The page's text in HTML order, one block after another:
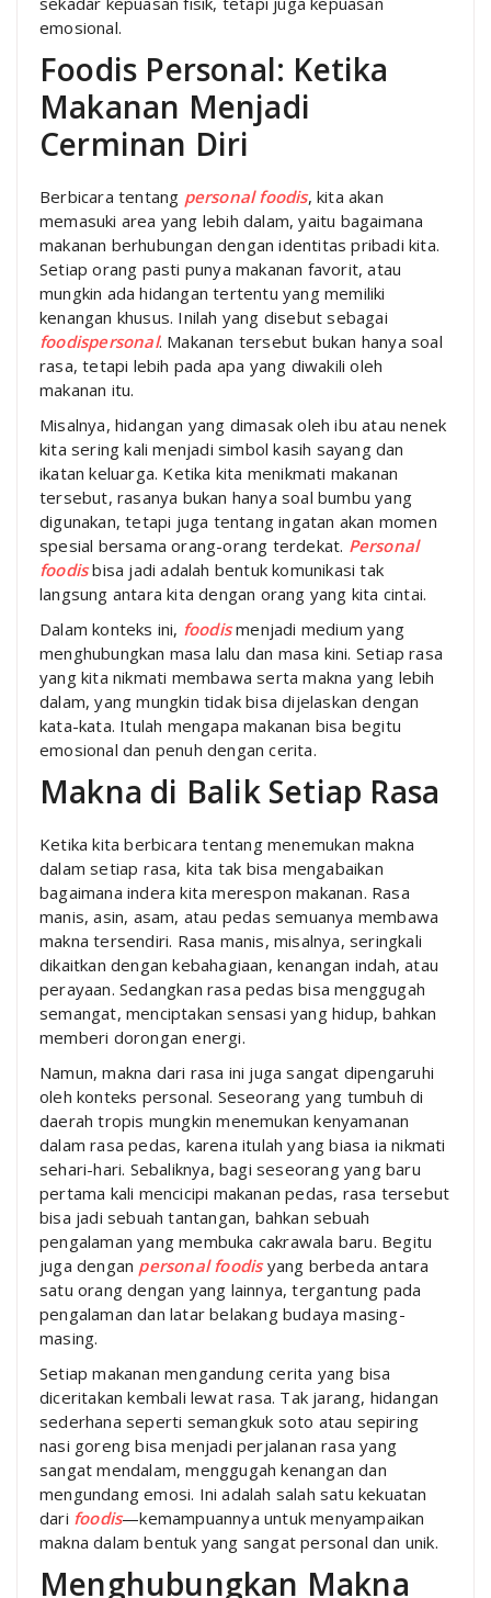
emosional.
Foodis Personal: Ketika
Makanan Menjadi
Cerminan Diri
Berbicara tentang personal foodis, kita akan
memasuki area yang lebih dalam, yaitu bagaimana
makanan berhubungan dengan identitas pribadi kita.
Setiap orang pasti punya makanan favorit, atau
mungkin ada hidangan tertentu yang memiliki
kenangan khusus. Inilah yang disebut sebagai
foodispersonal. Makanan tersebut bukan hanya soal
rasa, tetapi lebih pada apa yang diwakili oleh
makanan itu.
Misalnya, hidangan yang dimasak oleh ibu atau nenek
kita sering kali menjadi simbol kasih sayang dan
ikatan keluarga. Ketika kita menikmati makanan
tersebut, rasanya bukan hanya soal bumbu yang
digunakan, tetapi juga tentang ingatan akan momen
spesial bersama orang-orang terdekat. Personal
foodisbisa jadi adalah bentuk komunikasi tak
langsung antara kita dengan orang yang kita cintai.
Dalam konteks ini, foodismenjadi medium yang
menghubungkan masa lalu dan masa kini. Setiap rasa
yang kita nikmati membawa serta makna yang lebih
dalam, yang mungkin tidak bisa dijelaskan dengan
kata-kata. Itulah mengapa makanan bisa begitu
emosional dan penuh dengan cerita.
Makna di Balik Setiap Rasa
Ketika kita berbicara tentang menemukan makna
dalam setiap rasa, kita tak bisa mengabaikan
bagaimana indera kita merespon makanan. Rasa
manis, asin, asam, atau pedas semuanya membawa
makna tersendiri. Rasa manis, misalnya, seringkali
dikaitkan dengan kebahagiaan, kenangan indah, atau
perayaan. Sedangkan rasa pedas bisa menggugah
semangat, menciptakan sensasi yang hidup, bahkan
memberi dorongan energi.
Namun, makna dari rasa ini juga sangat dipengaruhi
oleh konteks personal. Seseorang yang tumbuh di
daerah tropis mungkin menemukan kenyamanan
dalam rasa pedas, karena itulah yang biasa ia nikmati
sehari-hari. Sebaliknya, bagi seseorang yang baru
pertama kali mencicipi makanan pedas, rasa tersebut
bisa jadi sebuah tantangan, bahkan sebuah
pengalaman yang membuka cakrawala baru. Begitu
juga dengan personal foodisyang berbeda antara
satu orang dengan yang lainnya, tergantung pada
pengalaman dan latar belakang budaya masing-
masing.
Setiap makanan mengandung cerita yang bisa
diceritakan kembali lewat rasa. Tak jarang, hidangan
sederhana seperti semangkuk soto atau sepiring
nasi goreng bisa menjadi perjalanan rasa yang
sangat mendalam, menggugah kenangan dan
mengundang emosi. Ini adalah salah satu kekuatan
dari foodis—kemampuannya untuk menyampaikan
makna dalam bentuk yang sangat personal dan unik.
Menghubungkan Makna